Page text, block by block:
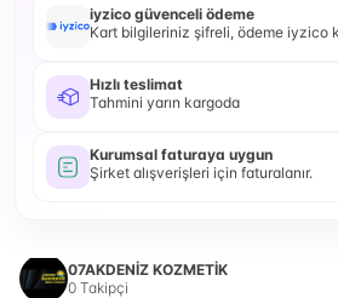
iyzico güvenceli ödeme
Kart bilgileriniz şifreli, ödeme iyzico
Hızlı teslimat
Tahmini yarın kargoda
Kurumsal faturaya uygun
Şirket alışverişleri için faturalanır.
07AKDENİZ KOZMETİK
0 Takipçi